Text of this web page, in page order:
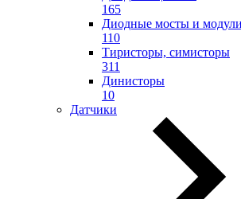
165
Диодные мосты и модули
110
Тиристоры, симисторы
311
Динисторы
10
Датчики